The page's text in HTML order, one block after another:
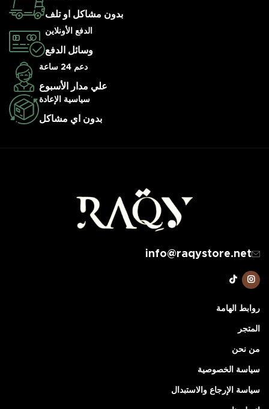
بدون مشاكل او تلف
الدفع الأونلاين
وسائل الدفع
دعم 24 ساعة
علي مدار الأسبوع
سياسية الإعادة
بدون اي مشاكل
info@raqystore.net
روابط الهامة
المتجر
من نحن
سياسة الخصوصية
سياسة الإرجاع والاستبدال